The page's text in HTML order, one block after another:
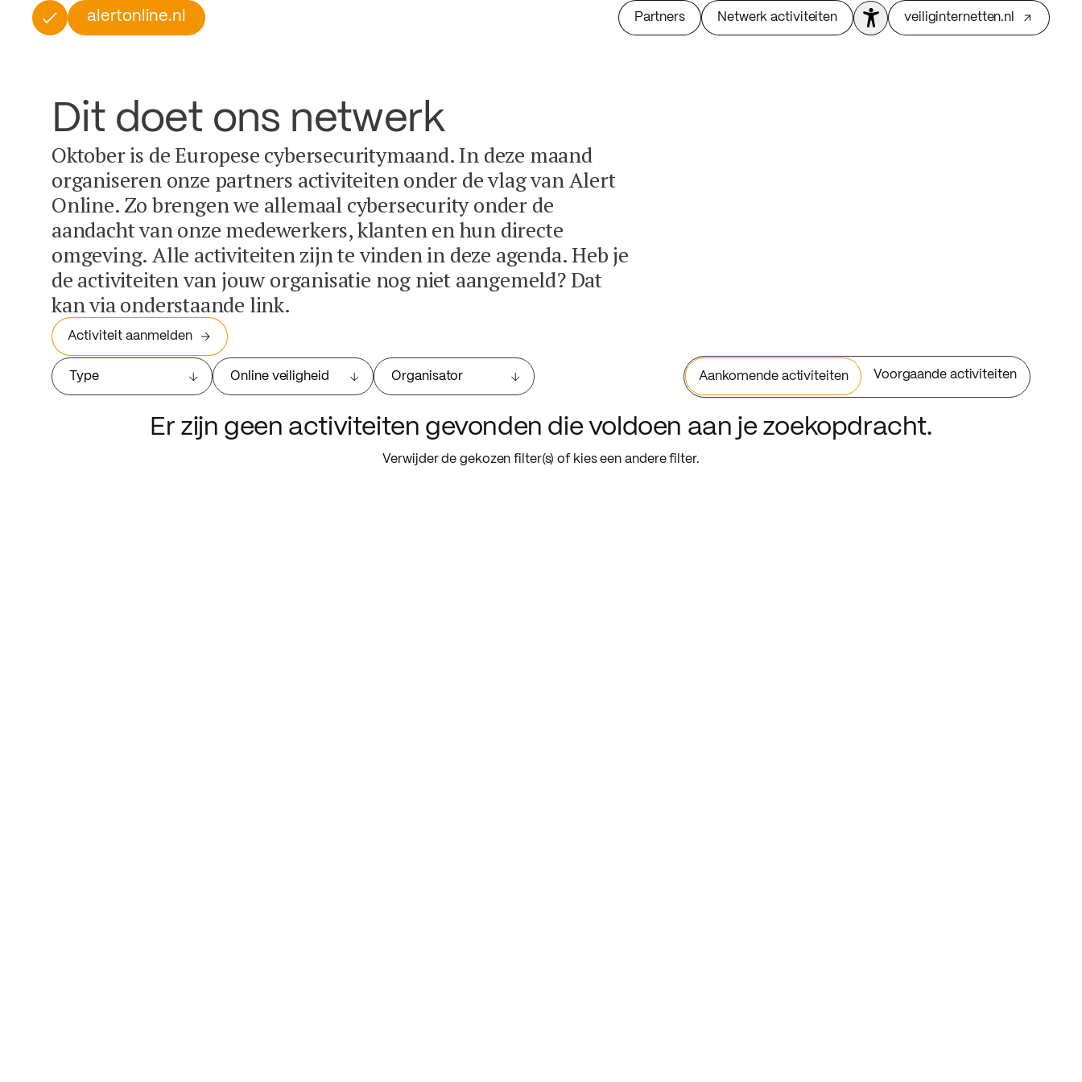
alertonline.nl Partners Netwerk activiteiten veiliginternetten.nl
Dit doet ons netwerk
Oktober is de Europese cybersecuritymaand. In deze maand
organiseren onze partners activiteiten onder de vlag van Alert
Online. Zo brengen we allemaal cybersecurity onder de
aandacht van onze medewerkers, klanten en hun directe
omgeving. Alle activiteiten zijn te vinden in deze agenda. Heb je
de activiteiten van jouw organisatie nog niet aangemeld? Dat
kan via onderstaande link.
Activiteit aanmelden
Type Online veiligheid Organisator Aankomende activiteiten Voorgaande activiteiten
Er zijn geen activiteiten gevonden die voldoen aan je zoekopdracht.
Verwijder de gekozen filter(s) of kies een andere filter.